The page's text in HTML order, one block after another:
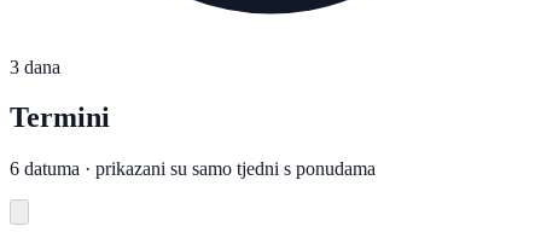
3 dana
Termini
6 datuma · prikazani su samo tjedni s ponudama